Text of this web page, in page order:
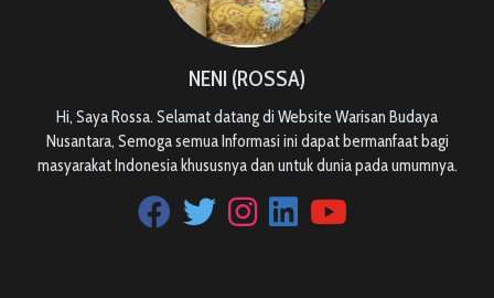
NENI (ROSSA)
Hi, Saya Rossa. Selamat datang di Website Warisan Budaya
Nusantara, Semoga semua Informasi ini dapat bermanfaat bagi
masyarakat Indonesia khususnya dan untuk dunia pada umumnya.